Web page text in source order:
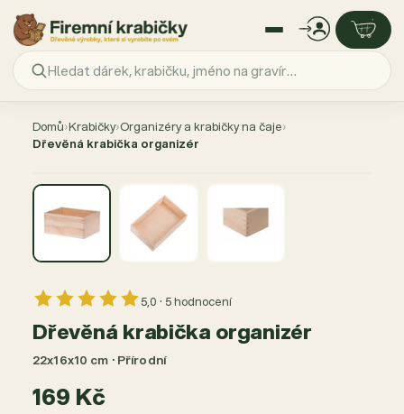
obsah
Domů›Krabičky›Organizéry a krabičky na čaje›
Dřevěná krabička organizér
5,0 · 5 hodnocení
Dřevěná krabička organizér
22x16x10 cm · Přírodní
169 Kč